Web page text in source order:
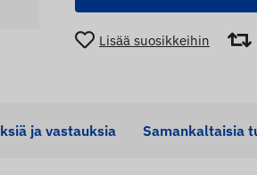
Lisää suosikkeihin
ja vastauksia Samankaltaisia